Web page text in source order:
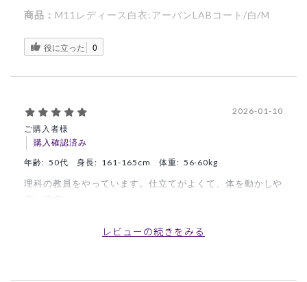
商品： M11レディース白衣:アーバンLABコート/白/M
役に立った 0
ご購入者様
購入確認済み
2026-01-10
年齢: 50代 身長: 161-165cm 体重: 56-60kg
理科の教員をやっています。仕立てがよくて、体を動かしや
レビューの続きをみる